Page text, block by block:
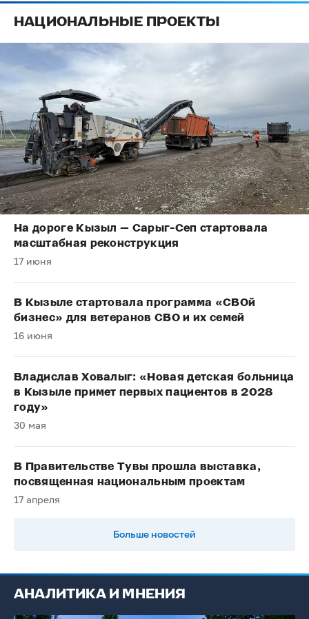
НАЦИОНАЛЬНЫЕ ПРОЕКТЫ
На дороге Кызыл — Сарыг-Сеп стартовала
масштабная реконструкция
17 июня
В Кызыле стартовала программа «СВОй
бизнес» для ветеранов СВО и их семей
16 июня
Владислав Ховалыг: «Новая детская больница
в Кызыле примет первых пациентов в 2028
году»
30 мая
В Правительстве Тувы прошла выставка,
посвященная национальным проектам
17 апреля
Больше новостей
АНАЛИТИКА И МНЕНИЯ